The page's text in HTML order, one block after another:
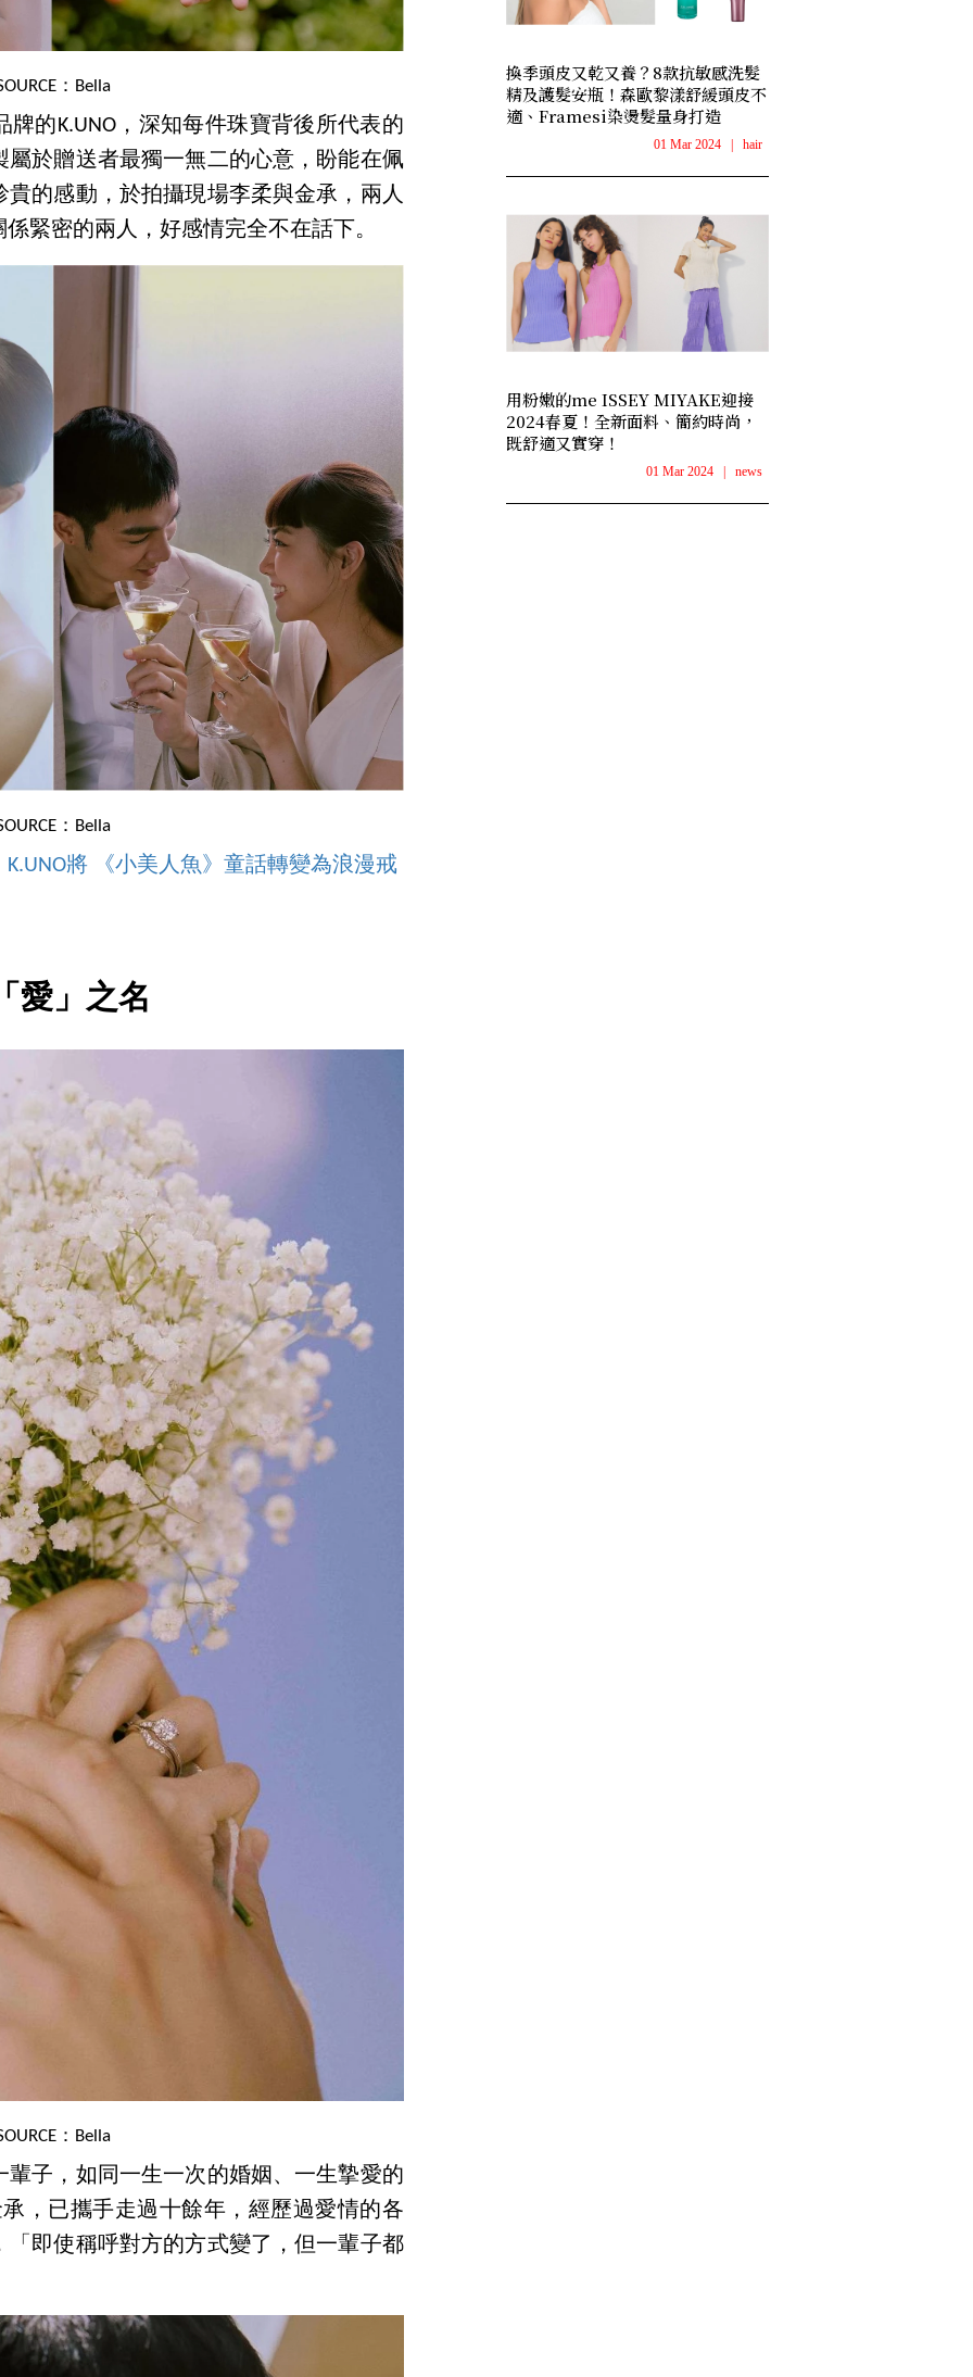
：Bella
的K.UNO，深知每件珠寶背後所代表的
於贈送者最獨一無二的心意，盼能在佩
的感動，於拍攝現場李柔與金承，兩人
緊密的兩人，好感情完全不在話下。
：Bella
將 《小美人魚》童話轉變為浪漫戒
愛」之名
：Bella
子，如同一生一次的婚姻、一生摯愛的
，已攜手走過十餘年，經歷過愛情的各
即使稱呼對方的方式變了，但一輩子都
換季頭皮又乾又養？8款抗敏感洗髮
精及護髮安瓶！森歐黎漾舒緩頭皮不
適、Framesi染燙髮量身打造
01 Mar 2024 | hair
用粉嫩的me ISSEY MIYAKE迎接
2024春夏！全新面料、簡約時尚，
既舒適又實穿！
01 Mar 2024 news